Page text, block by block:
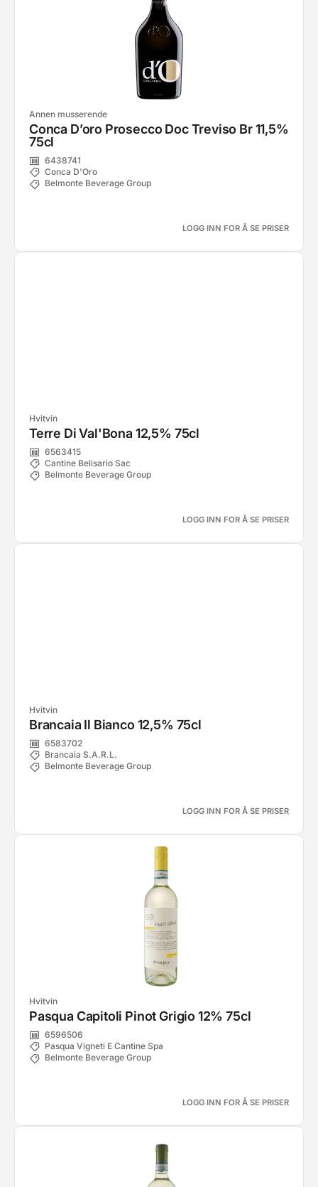
Annen musserende
Conca D’oro Prosecco Doc Treviso Br 11,5%
75cl
6438741
Conca D'Oro
Belmonte Beverage Group
LOGG INN FOR Å SE PRISER
Hvitvin
Terre Di Val'Bona 12,5% 75cl
6563415
Cantine Belisario Sac
Belmonte Beverage Group
LOGG INN FOR Å SE PRISER
Hvitvin
Brancaia Il Bianco 12,5% 75cl
6583702
Brancaia S.A.R.L.
Belmonte Beverage Group
LOGG INN FOR Å SE PRISER
Hvitvin
Pasqua Capitoli Pinot Grigio 12% 75cl
6596506
Pasqua Vigneti E Cantine Spa
Belmonte Beverage Group
LOGG INN FOR Å SE PRISER